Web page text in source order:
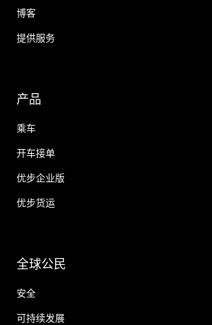
博客
提供服务
产品
乘车
开车接单
优步企业版
优步货运
全球公民
安全
可持续发展